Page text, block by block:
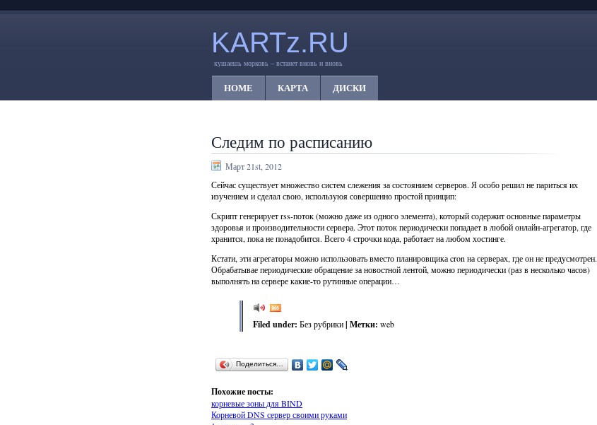
KARTz.RU
кушаешь морковь – встанет вновь и вновь
HOME КАРТА ДИСКИ
Следим по расписанию
Март 21st, 2012
Сейчас существует множество систем слежения за состоянием серверов. Я особо решил не париться их
изучением и сделал свою, используюя совершенно простой принцип:
Скрипт генерирует rss-поток (можно даже из одного элемента), который содержит основные параметры
здоровья и производительности сервера. Этот поток периодически попадает в любой онлайн-агрегатор, где
хранится, пока не понадобится. Всего 4 строчки кода, работает на любом хостинге.
Кстати, эти агрегаторы можно использовать вместо планировщика cron на серверах, где он не предусмотрен.
Обрабатывае периодические обращение за новостной лентой, можно периодически (раз в несколько часов)
выполнять на сервере какие-то рутинные операции…
Filed under: Без рубрики| Метки: web
Поделиться…
Похожие посты:
корневые зоны для BIND
Корневой DNS сервер своими руками